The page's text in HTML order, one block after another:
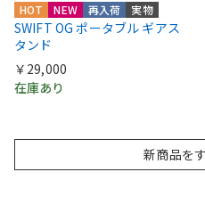
HOT NEW 再入荷 実物
SWIFT OG ポータブル ギアス
タンド
￥29,000
在庫あり
新商品を